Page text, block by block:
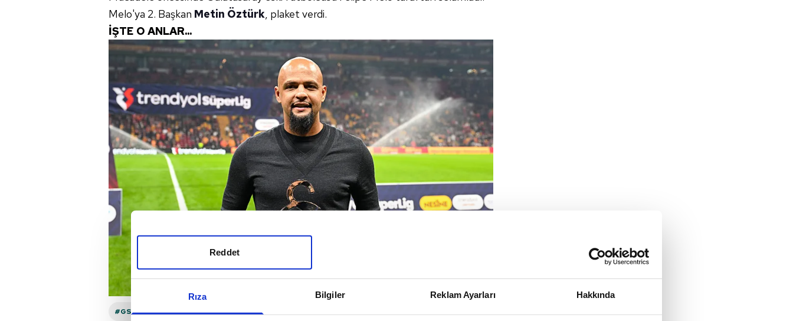
Rıza Bilgiler Reklam Ayarları Hakkında
Reddet
Melo'ya 2. Başkan Metin Öztürk, plaket verdi.
İŞTE O ANLAR...
#GS SPOR HABERI #TRENDYOL SÜPER LIG